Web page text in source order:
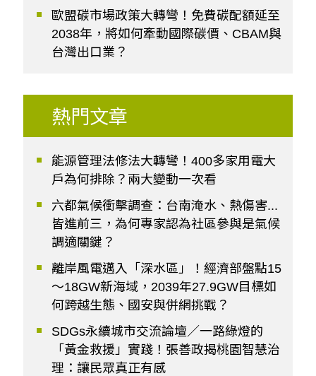
歐盟碳市場政策大轉彎！免費碳配額延至
2038年，將如何牽動國際碳價、CBAM與
台灣出口業？
熱門文章
能源管理法修法大轉彎！400多家用電大
戶為何排除？兩大變動一次看
六都氣候衝擊調查：台南淹水、熱傷害...
皆進前三，為何專家認為社區參與是氣候
調適關鍵？
離岸風電邁入「深水區」！經濟部盤點15
～18GW新海域，2039年27.9GW目標如
何跨越生態、國安與併網挑戰？
SDGs永續城市交流論壇／一路綠燈的
「黃金救援」實踐！張善政揭桃園智慧治
理：讓民眾真正有感